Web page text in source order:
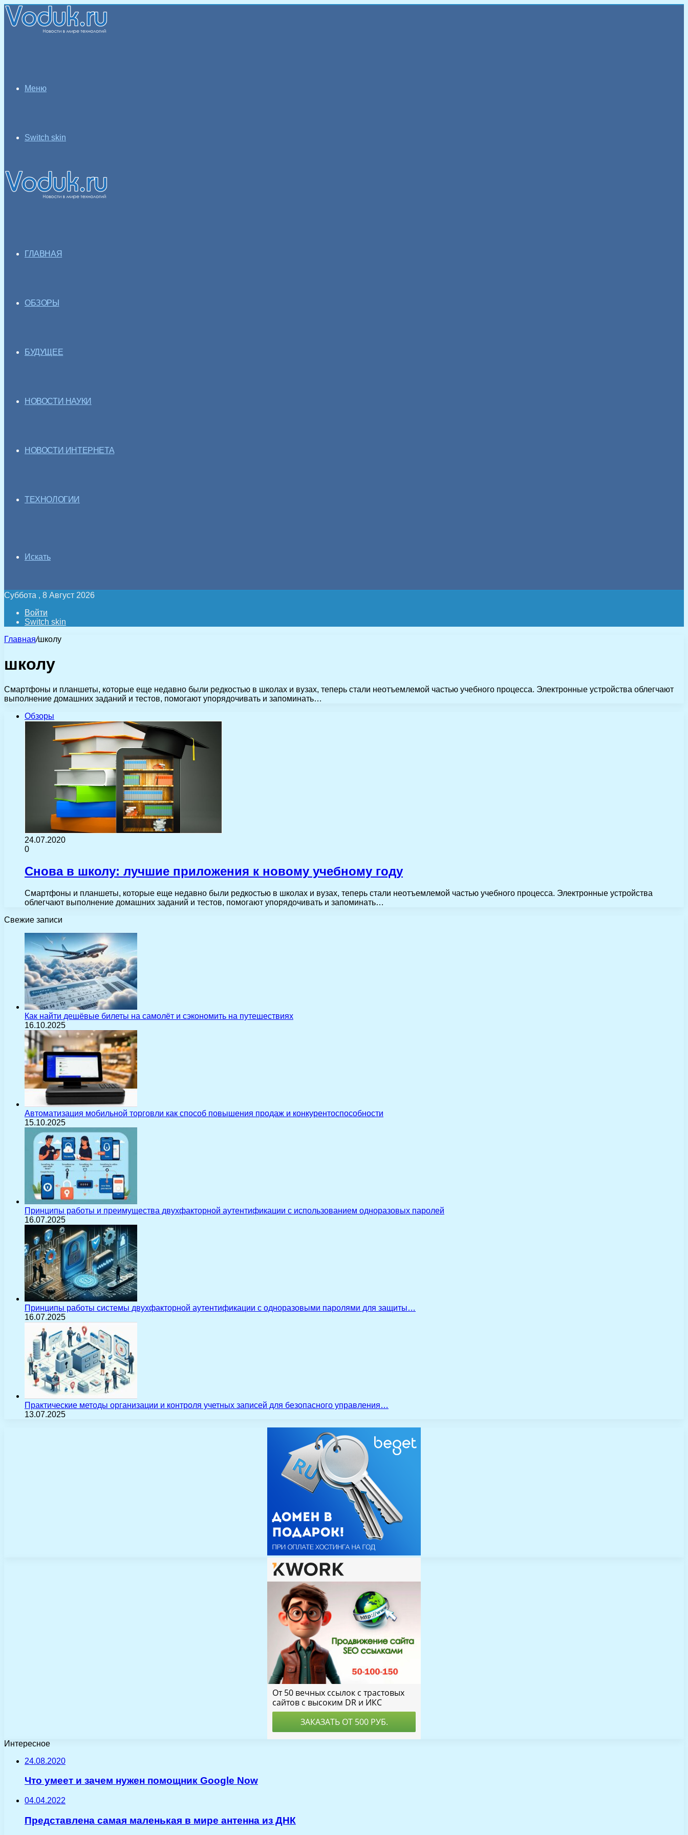
Меню
Switch skin
ГЛАВНАЯ
ОБЗОРЫ
БУДУЩЕЕ
НОВОСТИ НАУКИ
НОВОСТИ ИНТЕРНЕТА
ТЕХНОЛОГИИ
Искать
Суббота , 8 Август 2026
Войти
Switch skin
Главная/школу
школу
Смартфоны и планшеты, которые еще недавно были редкостью в школах и вузах, теперь стали неотъемлемой частью учебного процесса. Электронные устройства облегчают
выполнение домашних заданий и тестов, помогают упорядочивать и запоминать…
Обзоры
24.07.2020
0
Снова в школу: лучшие приложения к новому учебному году
Смартфоны и планшеты, которые еще недавно были редкостью в школах и вузах, теперь стали неотъемлемой частью учебного процесса. Электронные устройства
облегчают выполнение домашних заданий и тестов, помогают упорядочивать и запоминать…
Свежие записи
Как найти дешёвые билеты на самолёт и сэкономить на путешествиях
16.10.2025
Автоматизация мобильной торговли как способ повышения продаж и конкурентоспособности
15.10.2025
Принципы работы и преимущества двухфакторной аутентификации с использованием одноразовых паролей
16.07.2025
Принципы работы системы двухфакторной аутентификации с одноразовыми паролями для защиты…
16.07.2025
Практические методы организации и контроля учетных записей для безопасного управления…
13.07.2025
Интересное
24.08.2020
Что умеет и зачем нужен помощник Google Now
04.04.2022
Представлена самая маленькая в мире антенна из ДНК